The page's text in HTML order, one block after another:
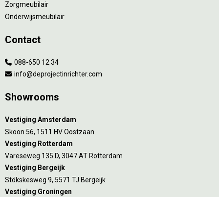
Zorgmeubilair
Onderwijsmeubilair
Contact
088-650 12 34
info@deprojectinrichter.com
Showrooms
Vestiging Amsterdam
Skoon 56, 1511 HV Oostzaan
Vestiging Rotterdam
Vareseweg 135 D, 3047 AT Rotterdam
Vestiging Bergeijk
Stökskesweg 9, 5571 TJ Bergeijk
Vestiging Groningen